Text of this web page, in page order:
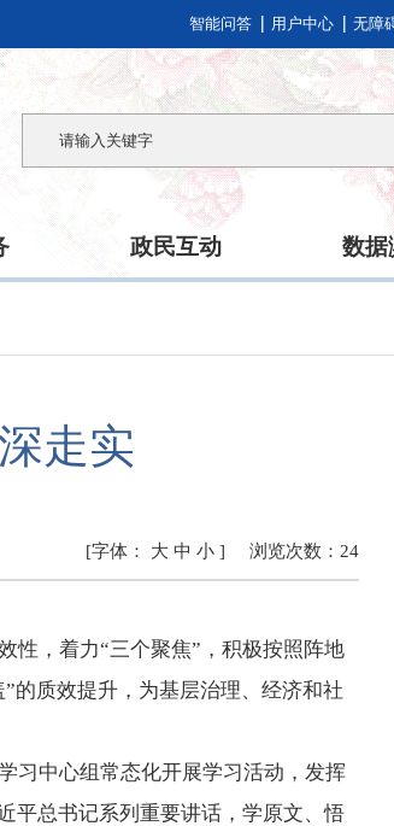
智能问答 用户中心 无障
政民互动 数据
走实
浏览次数： 24
[字体： 大 中 小 ]
性，着力“三个聚焦”，积极按照阵地
的质效提升，为基层治理、经济和社
习中心组常态化开展学习活动，发挥
平总书记系列重要讲话，学原文、悟